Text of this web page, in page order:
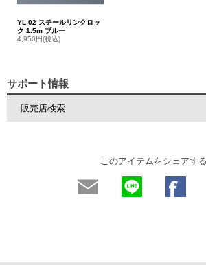
YL-02 スチールリンクロッ
ク 1.5m ブルー
4,950円(税込)
サポート情報
販売店検索
このアイテムをシェアする